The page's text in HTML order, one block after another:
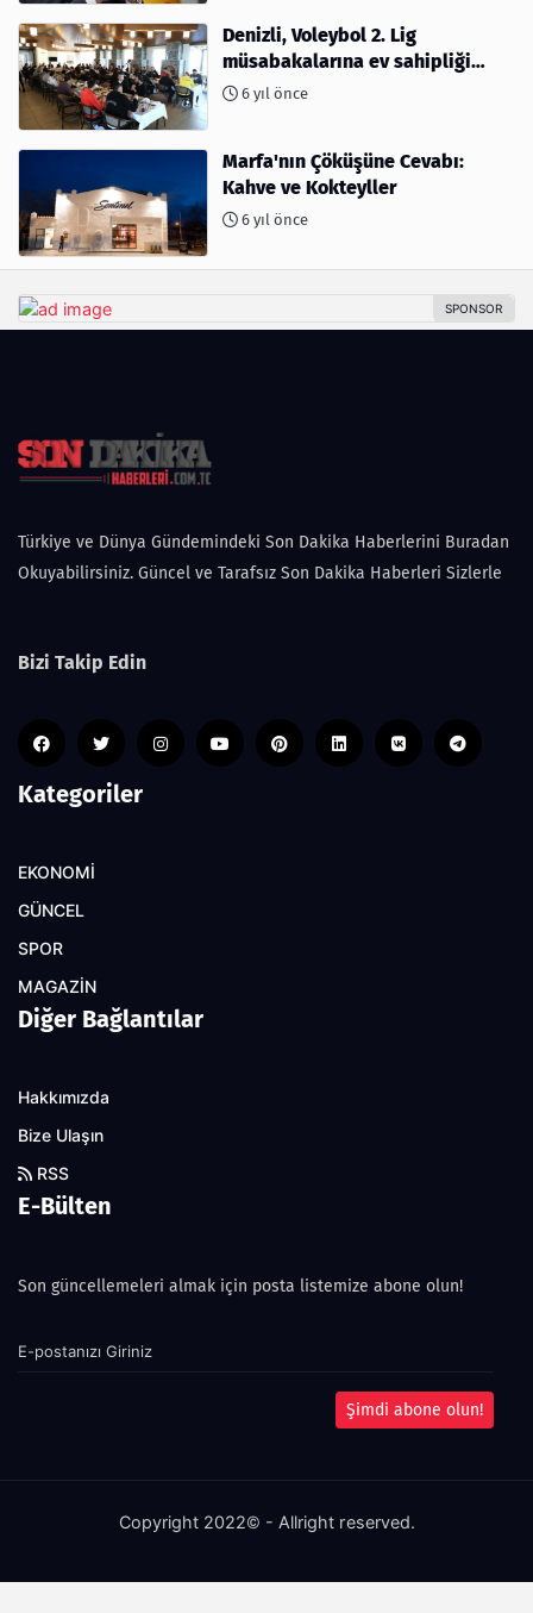
Denizli, Voleybol 2. Lig
müsabakalarına ev sahipliği
yapıyor
6 yıl önce
Marfa'nın Çöküşüne Cevabı:
Kahve ve Kokteyller
6 yıl önce
Türkiye ve Dünya Gündemindeki Son Dakika Haberlerini Buradan
Okuyabilirsiniz. Güncel ve Tarafsız Son Dakika Haberleri Sizlerle
Bizi Takip Edin
Kategoriler
EKONOMİ
GÜNCEL
SPOR
MAGAZİN
Diğer Bağlantılar
Hakkımızda
Bize Ulaşın
RSS
E-Bülten
Son güncellemeleri almak için posta listemize abone olun!
Şimdi abone olun!
Copyright 2022© - Allright reserved.